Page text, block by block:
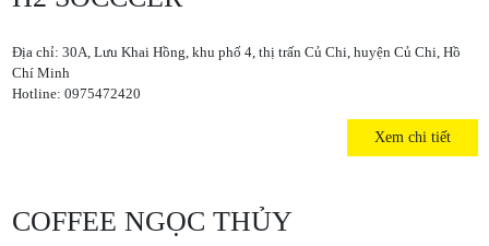
Địa chỉ: 30A, Lưu Khai Hồng, khu phố 4, thị trấn Củ Chi, huyện Củ Chi, Hồ
Chí Minh
Hotline: 0975472420
Xem chi tiết
COFFEE NGỌC THỦY